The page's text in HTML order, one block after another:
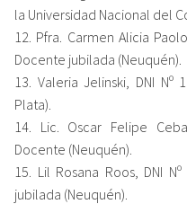
la Universidad Nacional del
12. Pfra. Carmen Alicia
Docente jubilada (Neuquén).
13. Valeria Jelinski, DNI Nº
Plata).
14. Lic. Oscar Felipe
Docente (Neuquén).
15. Lil Rosana Roos, DNI
jubilada (Neuquén).